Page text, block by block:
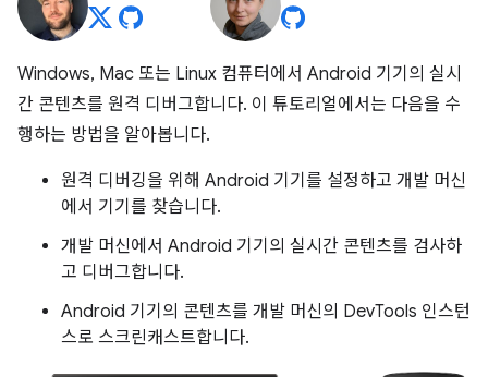
Windows, Mac 또는 Linux 컴퓨터에서 Android 기기의 실시
간 콘텐츠를 원격 디버그합니다. 이 튜토리얼에서는 다음을 수
행하는 방법을 알아봅니다.
원격 디버깅을 위해 Android 기기를 설정하고 개발 머신
에서 기기를 찾습니다.
개발 머신에서 Android 기기의 실시간 콘텐츠를 검사하
고 디버그합니다.
Android 기기의 콘텐츠를 개발 머신의 DevTools 인스턴
스로 스크린캐스트합니다.